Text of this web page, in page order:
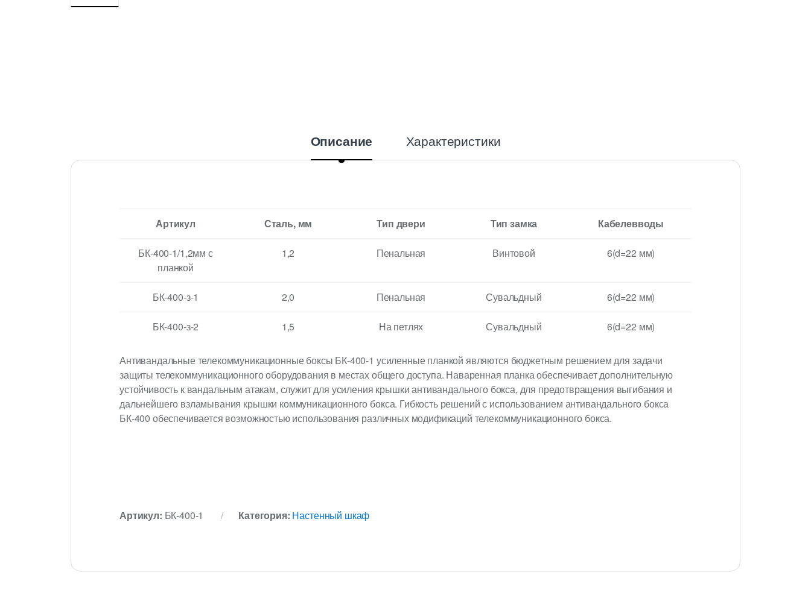
Описание Характеристики
Артикул Сталь, мм Тип двери Тип замка Кабелевводы
БК-400-1/1,2мм с
планкой
1,2 Пенальная Винтовой 6(d=22 мм)
БК-400-з-1 2,0 Пенальная Сувальдный 6(d=22 мм)
БК-400-з-2 1,5 На петлях Сувальдный 6(d=22 мм)
Антивандальные телекоммуникационные боксы БК-400-1 усиленные планкой являются бюджетным решением для задачи
защиты телекоммуникационного оборудования в местах общего доступа. Наваренная планка обеспечивает дополнительную
устойчивость к вандальным атакам, служит для усиления крышки антивандального бокса, для предотвращения выгибания и
дальнейшего взламывания крышки коммуникационного бокса. Гибкость решений с использованием антивандального бокса
БК-400 обеспечивается возможностью использования различных модификаций телекоммуникационного бокса.
Артикул: БК-400-1 Категория: Настенный шкаф